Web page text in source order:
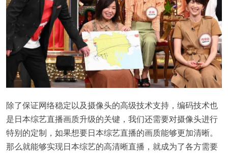
除了保证网络稳定以及摄像头的高级技术支持，编码技术也
是日本综艺直播画质升级的关键，我们还需要对摄像头进行
特别的定制，如果想要日本综艺直播的画质能够更加清晰。
那么就能够实现日本综艺的高清晰直播，就成为了各方需要